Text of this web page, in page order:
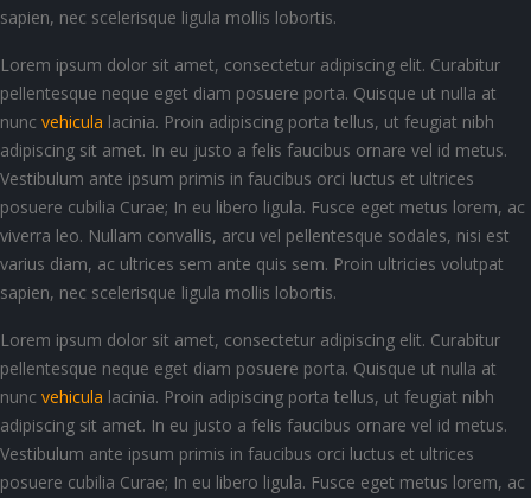
sapien, nec scelerisque ligula mollis lobortis.
Lorem ipsum dolor sit amet, consectetur adipiscing elit. Curabitur
pellentesque neque eget diam posuere porta. Quisque ut nulla at
nunc vehicula lacinia. Proin adipiscing porta tellus, ut feugiat nibh
adipiscing sit amet. In eu justo a felis faucibus ornare vel id metus.
Vestibulum ante ipsum primis in faucibus orci luctus et ultrices
posuere cubilia Curae; In eu libero ligula. Fusce eget metus lorem, ac
viverra leo. Nullam convallis, arcu vel pellentesque sodales, nisi est
varius diam, ac ultrices sem ante quis sem. Proin ultricies volutpat
sapien, nec scelerisque ligula mollis lobortis.
Lorem ipsum dolor sit amet, consectetur adipiscing elit. Curabitur
pellentesque neque eget diam posuere porta. Quisque ut nulla at
nunc vehicula lacinia. Proin adipiscing porta tellus, ut feugiat nibh
adipiscing sit amet. In eu justo a felis faucibus ornare vel id metus.
Vestibulum ante ipsum primis in faucibus orci luctus et ultrices
posuere cubilia Curae; In eu libero ligula. Fusce eget metus lorem, ac